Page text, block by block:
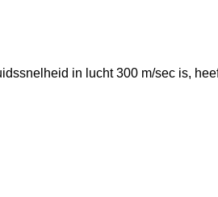
in lucht 300 m/sec is,